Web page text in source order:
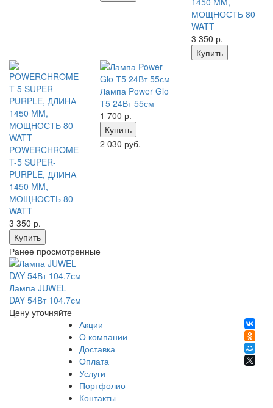
МОЩНОСТЬ 80
WATT
3 350 р.
Купить
POWERCHROME
T-5 SUPER-
PURPLE, ДЛИНА
1450 MM,
МОЩНОСТЬ 80
WATT
3 350 р.
Купить
Лампа Power Glo
Т5 24Вт 55см
1 700 р.
Купить
2 030 руб.
Ранее просмотренные
Лампа JUWEL
DAY 54Вт 104.7см
Цену уточняйте
Акции
О компании
Доставка
Оплата
Услуги
Портфолио
Контакты